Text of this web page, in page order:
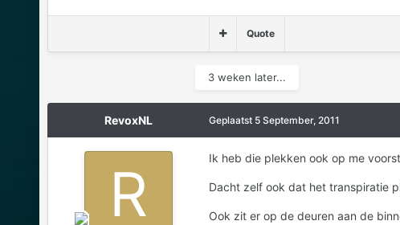
Quote
3 weken later...
RevoxNL Geplaatst 5 September, 2011
Ik heb die plekken ook op me
Dacht zelf ook dat het transpiratie
Ook zit er op de deuren aan de